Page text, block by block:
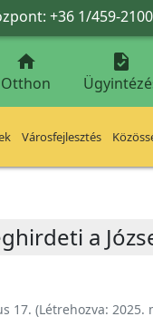
+36 1/459-2100

Otthon

Városfejlesztés
a
17. (Létrehozva: 2025.